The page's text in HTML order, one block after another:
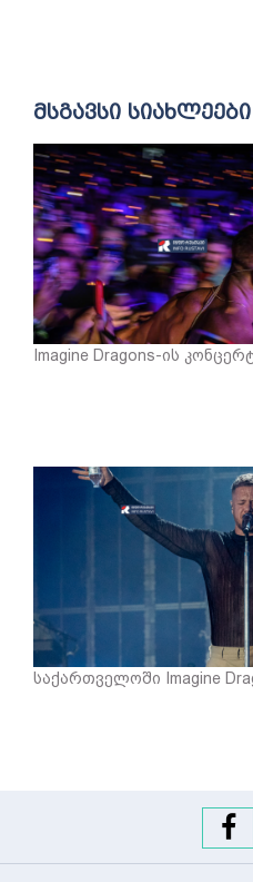
მსგავსი სიახლეები
Imagine Dragons-ის
საქართველოში Imagine